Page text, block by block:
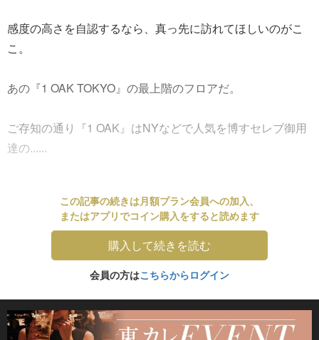
感度の高さを自認するなら、真っ先に訪れてほしいのがこ
こ。
あの『1 OAK TOKYO』の最上階のフロアだ。
ご存知の通り『1 OAK』はNYなどで人気を博すセレブ御用
達の......
この記事の続きは月額プラン会員への加入、
またはアプリでコイン購入をすると読めます
購入して続きを読む
会員の方はこちらからログイン